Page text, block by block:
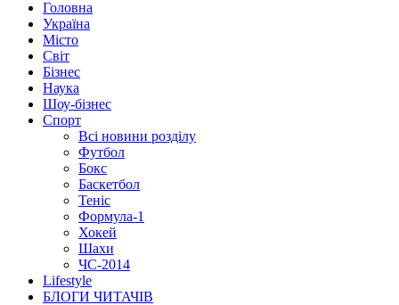
Головна
Україна
Місто
Світ
Бізнес
Наука
Шоу-бізнес
Спорт
Всі новини розділу
Футбол
Бокс
Баскетбол
Теніс
Формула-1
Хокей
Шахи
ЧС-2014
Lifestyle
БЛОГИ ЧИТАЧІВ